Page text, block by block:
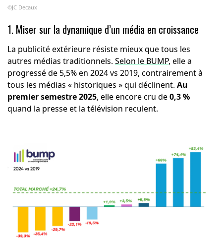
©JC Decaux
1. Miser sur la dynamique d’un média en croissance
La publicité extérieure résiste mieux que tous les
autres médias traditionnels. Selon le BUMP, elle a
progressé de 5,5% en 2024 vs 2019, contrairement à
tous les médias « historiques » qui déclinent. Au
premier semestre 2025, elle encore cru de0,3 %
quand la presse et la télévision reculent.